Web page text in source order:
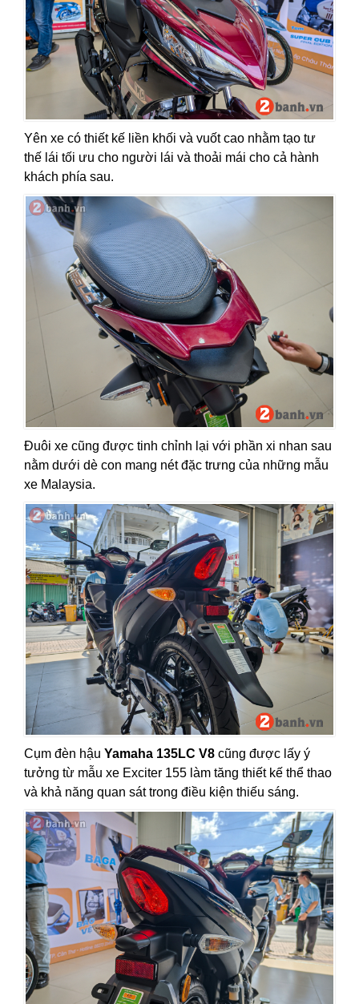
Yên xe có thiết kế liền khối và vuốt cao nhằm tạo tư
thế lái tối ưu cho người lái và thoải mái cho cả hành
khách phía sau.
Đuôi xe cũng được tinh chỉnh lại với phần xi nhan sau
nằm dưới dè con mang nét đặc trưng của những mẫu
xe Malaysia.
Cụm đèn hậu Yamaha 135LC V8 cũng được lấy ý
tưởng từ mẫu xe Exciter 155 làm tăng thiết kế thể thao
và khả năng quan sát trong điều kiện thiếu sáng.